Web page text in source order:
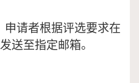
申请者根据评选要求在
送至指定邮箱。